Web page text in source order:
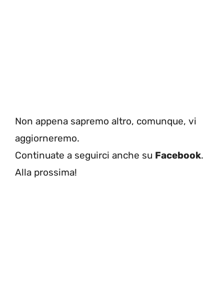
Non appena sapremo altro, comunque, vi
aggiorneremo.
Continuate a seguirci anche su Facebook.
Alla prossima!